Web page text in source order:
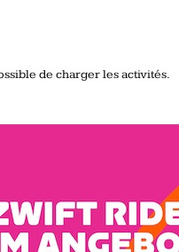
de charger les activités.